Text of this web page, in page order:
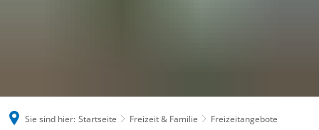
Sie sind hier: Startseite Freizeit & Familie
Freizeitangebote